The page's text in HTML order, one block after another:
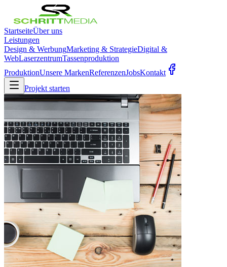
StartseiteÜber uns
Leistungen
Design & WerbungMarketing & StrategieDigital &
WebLaserzentrumTassenproduktion
ProduktionUnsere MarkenReferenzenJobsKontakt
Projekt starten